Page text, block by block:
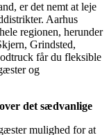
er det nemt at leje
Aarhus
regionen, herunder
Grindsted,
får du fleksible
og
det sædvanlige
mulighed for at